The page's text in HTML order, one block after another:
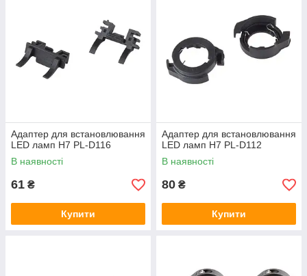
Адаптер для встановлювання
LED ламп Н7 PL-D116
В наявності
61 ₴
Купити
Адаптер для встановлювання
LED ламп Н7 PL-D112
В наявності
80 ₴
Купити